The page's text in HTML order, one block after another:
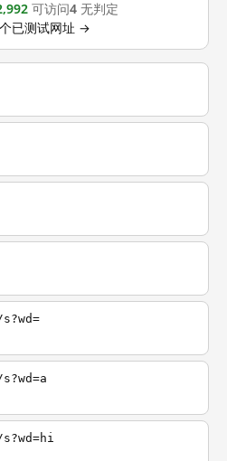
可访问4 无判定
已测试网址 →